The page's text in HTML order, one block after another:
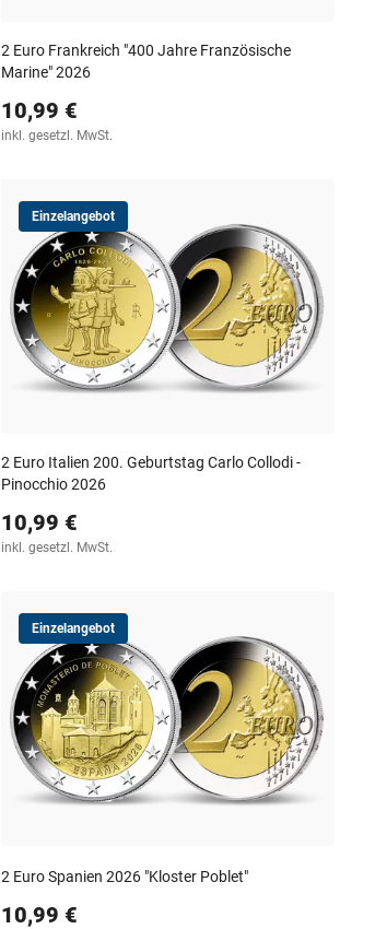
2 Euro Frankreich "400 Jahre Französische
Marine" 2026
10,99 €
inkl. gesetzl. MwSt.
Einzelangebot
2 Euro Italien 200. Geburtstag Carlo Collodi -
Pinocchio 2026
10,99 €
inkl. gesetzl. MwSt.
Einzelangebot
2 Euro Spanien 2026 "Kloster Poblet"
10,99 €